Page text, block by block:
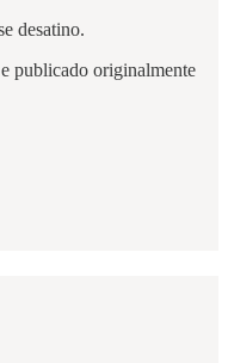
desatino.
publicado originalmente